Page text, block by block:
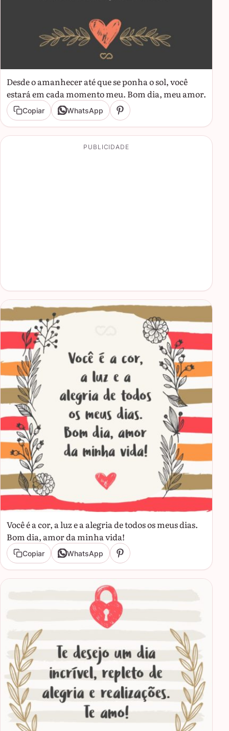
Desde o amanhecer até que se ponha o sol, você
estará em cada momento meu. Bom dia, meu amor.
Copiar WhatsApp
PUBLICIDADE
Você é a cor, a luz e a alegria de todos os meus dias.
Bom dia, amor da minha vida!
Copiar WhatsApp